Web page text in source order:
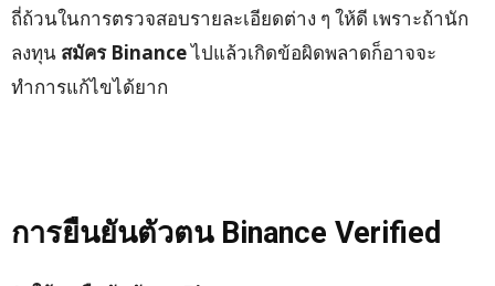
ถี่ถ้วนในการตรวจสอบรายละเอียดต่าง ๆ ให้ดี เพราะถ้านัก
ลงทุน สมัคร Binanceไปแล้วเกิดข้อผิดพลาดก็อาจจะ
ทำการแก้ไขได้ยาก
การยืนยันตัวตน Binance Verified